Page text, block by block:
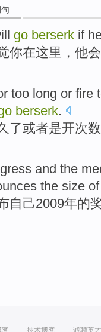
go berserk if
你在这里 ， 他会
too long or fire
berserk.
了或者是开次数
and the
the size of
自己2009年的